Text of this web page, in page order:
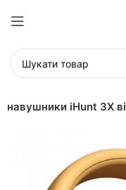
навушники iHunt 3X